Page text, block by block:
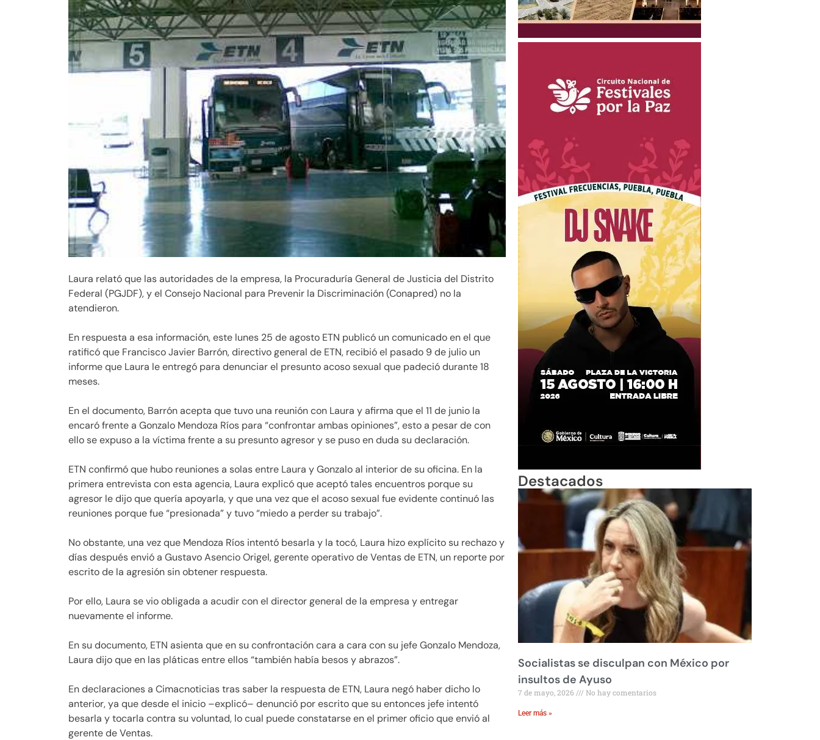
Laura relató que las autoridades de la empresa, la Procuraduría General de Justicia del Distrito
Federal (PGJDF), y el Consejo Nacional para Prevenir la Discriminación (Conapred) no la
atendieron.
En respuesta a esa información, este lunes 25 de agosto ETN publicó un comunicado en el que
ratificó que Francisco Javier Barrón, directivo general de ETN, recibió el pasado 9 de julio un
informe que Laura le entregó para denunciar el presunto acoso sexual que padeció durante 18
meses.
En el documento, Barrón acepta que tuvo una reunión con Laura y afirma que el 11 de junio la
encaró frente a Gonzalo Mendoza Ríos para “confrontar ambas opiniones”, esto a pesar de con
ello se expuso a la víctima frente a su presunto agresor y se puso en duda su declaración.
ETN confirmó que hubo reuniones a solas entre Laura y Gonzalo al interior de su oficina. En la
primera entrevista con esta agencia, Laura explicó que aceptó tales encuentros porque su
agresor le dijo que quería apoyarla, y que una vez que el acoso sexual fue evidente continuó las
reuniones porque fue “presionada” y tuvo “miedo a perder su trabajo”.
No obstante, una vez que Mendoza Ríos intentó besarla y la tocó, Laura hizo explícito su rechazo y
días después envió a Gustavo Asencio Origel, gerente operativo de Ventas de ETN, un reporte por
escrito de la agresión sin obtener respuesta.
Por ello, Laura se vio obligada a acudir con el director general de la empresa y entregar
nuevamente el informe.
En su documento, ETN asienta que en su confrontación cara a cara con su jefe Gonzalo Mendoza,
Laura dijo que en las pláticas entre ellos “también había besos y abrazos”.
En declaraciones a Cimacnoticias tras saber la respuesta de ETN, Laura negó haber dicho lo
anterior, ya que desde el inicio –explicó– denunció por escrito que su entonces jefe intentó
besarla y tocarla contra su voluntad, lo cual puede constatarse en el primer oficio que envió al
gerente de Ventas.
Destacados
Socialistas se disculpan con México por
insultos de Ayuso
7 de mayo, 2026 No hay comentarios
Leer más »